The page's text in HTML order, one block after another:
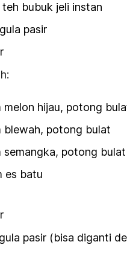
teh bubuk jeli instan
pasir
melon hijau, potong
blewah, potong bulat
semangka, potong bulat
es batu
pasir (bisa diganti